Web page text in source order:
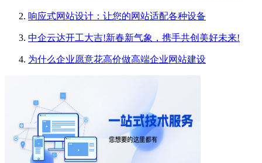
响应式网站设计：让您的网站适配各种设备
中企云达开工大吉!新春新气象，携手共创美好未来!
为什么企业愿意花高价做高端企业网站建设